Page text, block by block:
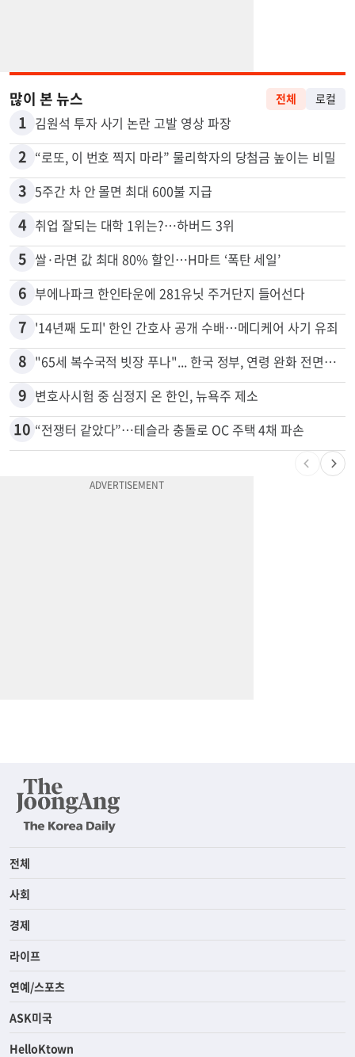
많이 본 뉴스
1 김원석 투자 사기 논란 고발 영상 파장
2 “로또, 이 번호 찍지 마라” 물리학자의 당첨금 높이는 비밀
3 5주간 차 안 몰면 최대 600불 지급
4 취업 잘되는 대학 1위는?…하버드 3위
5 쌀·라면 값 최대 80% 할인…H마트 ‘폭탄 세일’
6 부에나파크 한인타운에 281유닛 주거단지 들어선다
7 '14년째 도피' 한인 간호사 공개 수배…메디케어 사기 유죄
8
9 변호사시험 중 심정지 온 한인, 뉴욕주 제소
“전쟁터 같았다”…테슬라 충돌로 OC 주택 4채 파손
전체
사회
경제
라이프
연예/스포츠